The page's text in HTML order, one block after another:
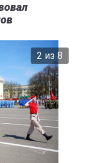
2 из 8
Кировской области